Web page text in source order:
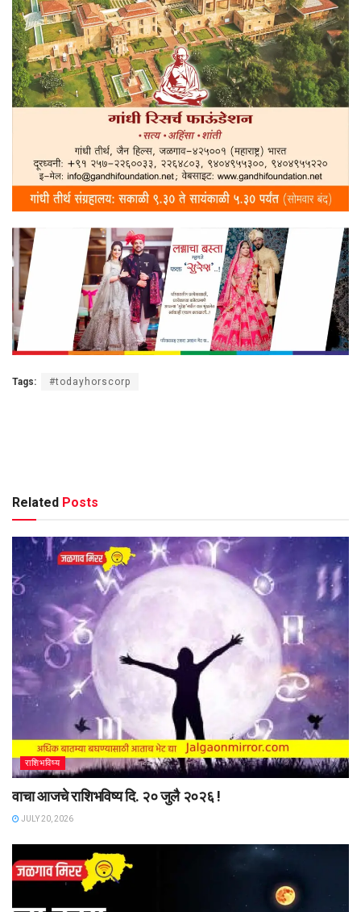
Tags: #todayhorscorp
Related Posts
राशिभविष्य
वाचा आजचे राशिभविष्य दि. २० जुलै २०२६ !
JULY 20, 2026